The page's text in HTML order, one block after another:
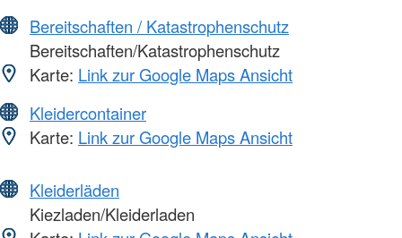
Bereitschaften / Katastrophenschutz
Bereitschaften/Katastrophenschutz
Karte: Link zur Google Maps Ansicht
Kleidercontainer
Karte: Link zur Google Maps Ansicht
Kleiderläden
Kiezladen/Kleiderladen